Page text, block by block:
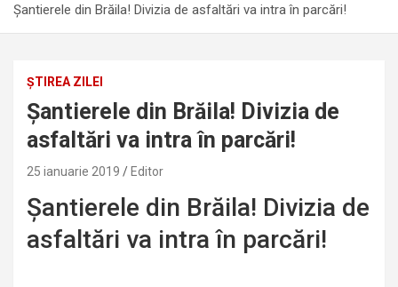
Șantierele din Brăila! Divizia de asfaltări va intra în parcări!
ȘTIREA ZILEI
Șantierele din Brăila! Divizia de
asfaltări va intra în parcări!
25 ianuarie 2019 Editor
Șantierele din Brăila! Divizia de
asfaltări va intra în parcări!